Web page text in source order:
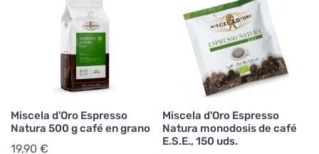
Miscela d'Oro Espresso
Natura 500 g café en grano
19,90 €
Miscela d'Oro Espresso
Natura monodosis de café
E.S.E., 150 uds.